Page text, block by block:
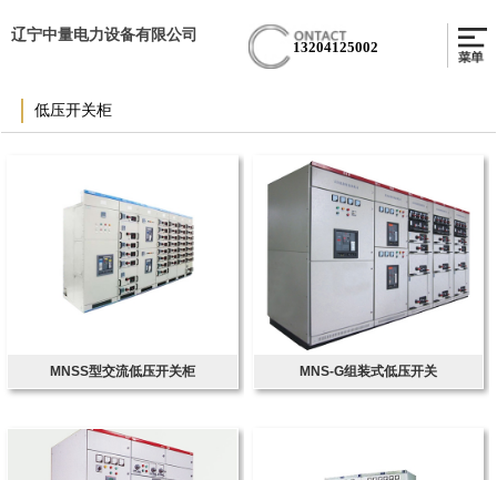
辽宁中量电力设备有限公司
13204125002
低压开关柜
MNSS型交流低压开关柜 MNS-G组装式低压开关